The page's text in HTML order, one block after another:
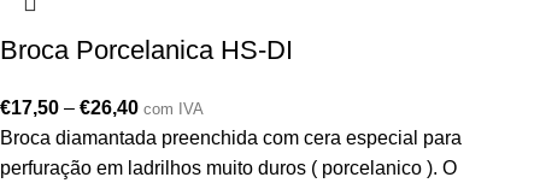
Broca Porcelanica HS-DI
€17,50 – €26,40 com IVA
Broca diamantada preenchida com cera especial para
perfuração em ladrilhos muito duros ( porcelanico ). O